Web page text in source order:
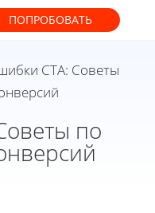
ПОПРОБОВАТЬ
CTA: Советы
по